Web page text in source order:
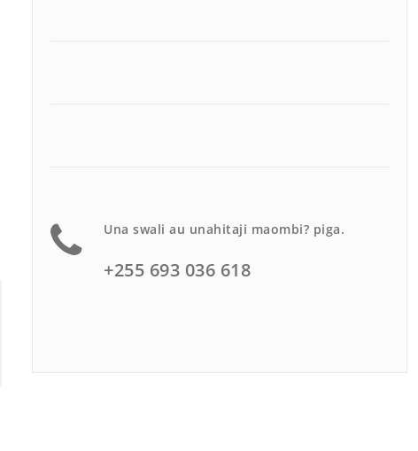
Una swali au unahitaji maombi? piga.
+255 693 036 618